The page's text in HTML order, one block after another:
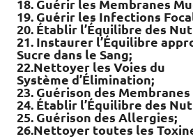
18. Guérir les Membranes
19. Guérir les Infections
20. Établir l’Équilibre des
21. Instaurer l’Équilibre
Sucre dans le Sang;
22.Nettoyer les Voies du
Système d’Élimination;
23. Guérison des
24. Établir l’Équilibre des
25. Guérison des Allergies;
26.Nettoyer toutes les